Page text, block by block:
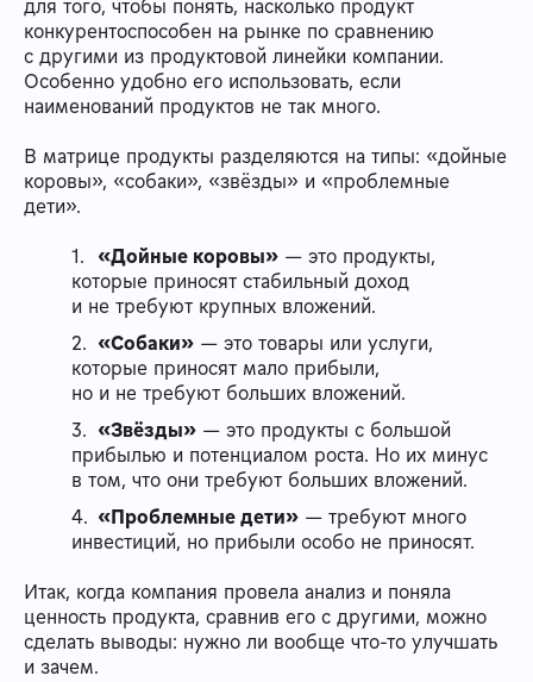
для того, чтобы понять, насколько продукт
конкурентоспособен на рынке по сравнению
с другими из продуктовой линейки компании.
Особенно удобно его использовать, если
наименований продуктов не так много.
В матрице продукты разделяются на типы: «дойные
коровы», «собаки», «звёзды» и «проблемные
дети».
«Дойные коровы» — это продукты,
которые приносят стабильный доход
и не требуют крупных вложений.
«Собаки» — это товары или услуги,
которые приносят мало прибыли,
но и не требуют больших вложений.
«Звёзды» — это продукты с большой
прибылью и потенциалом роста. Но их минус
в том, что они требуют больших вложений.
«Проблемные дети» — требуют много
инвестиций, но прибыли особо не приносят.
Итак, когда компания провела анализ и поняла
ценность продукта, сравнив его с другими, можно
сделать выводы: нужно ли вообще что-то улучшать
и зачем.